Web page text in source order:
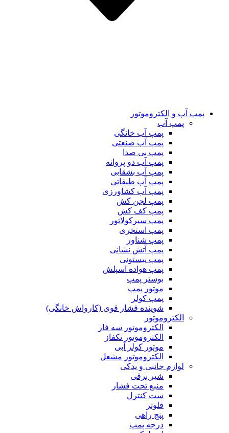
پمپ آب و الکتروموتور
پمپ آب
پمپ آب خانگی
پمپ آب صنعتی
پمپ بی صدا
پمپ آب دو پروانه
پمپ آب بشقابی
پمپ آب طبقاتی
پمپ آب کشاورزی
پمپ لجن کش
پمپ کف کش
پمپ سیرکولاتور
پمپ استخری
پمپ شناور
پمپ آتش نشانی
پمپ پیستونی
پمپ هواده اسپلش
بوستر پمپ
موتور پمپ
پمپ کولر
شوینده فشار قوی (کارواش خانگی)
الکتروموتور
الکتروموتور سه فاز
الکتروموتور تکفاز
موتور کولر آبی
الکتروموتور مشعل
لوازم جانبی و یدکی
شیر برقی
منبع تحت فشار
ست کنترل
فلوتر
پنج راهی
درجه پمپ